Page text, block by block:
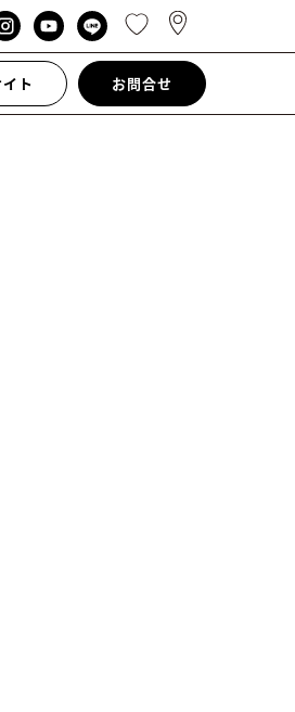
ト お問合せ